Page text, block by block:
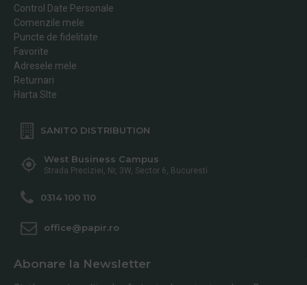
Control Date Personale
Comenzile mele
Puncte de fidelitate
Favorite
Adresele mele
Returnari
Harta SIte
SANITO DISTRIBUTION
West Business Campus
Strada Preciziei, Nr, 3W, Sector 6, Bucuresti
0314 100 110
office@papir.ro
Abonare la Newsletter